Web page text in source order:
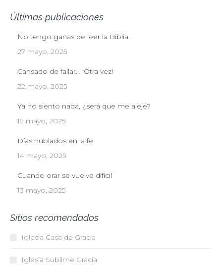
Últimas publicaciones
No tengo ganas de leer la Biblia
27 mayo, 2025
Cansado de fallar… ¡Otra vez!
22 mayo, 2025
Ya no siento nada, ¿será que me alejé?
19 mayo, 2025
Días nublados en la fe
14 mayo, 2025
Cuando orar se vuelve difícil
13 mayo, 2025
Sitios recomendados
Iglesia Casa de Gracia
Iglesia Sublime Gracia